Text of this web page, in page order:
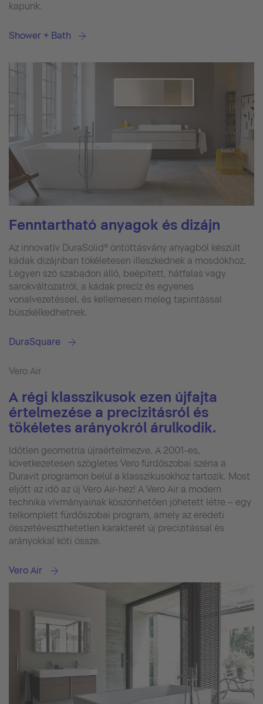
kapunk.
Shower + Bath
Fenntartható anyagok és dizájn
Az innovatív DuraSolid® öntöttásvány anyagból készült
kádak dizájnban tökéletesen illeszkednek a mosdókhoz.
Legyen szó szabadon álló, beépített, hátfalas vagy
sarokváltozatról, a kádak precíz és egyenes
vonalvezetéssel, és kellemesen meleg tapintással
büszkélkedhetnek.
DuraSquare
Vero Air
A régi klasszikusok ezen újfajta
értelmezése a precizitásról és
tökéletes arányokról árulkodik.
Időtlen geometria újraértelmezve. A 2001-es,
következetesen szögletes Vero fürdőszobai széria a
Duravit programon belül a klasszikusokhoz tartozik. Most
eljött az idő az új Vero Air-hez! A Vero Air a modern
technika vívmányainak köszönhetően jöhetett létre – egy
telkomplett fürdőszobai program, amely az eredeti
összetéveszthetetlen karakterét új precizitással és
arányokkal köti össze.
Vero Air